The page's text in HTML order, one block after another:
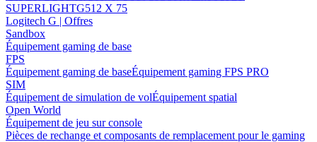
SUPERLIGHTG512 X 75
Logitech G | Offres
Sandbox
Équipement gaming de base
FPS
Équipement gaming de baseÉquipement gaming FPS PRO
SIM
Équipement de simulation de volÉquipement spatial
Open World
Équipement de jeu sur console
Pièces de rechange et composants de remplacement pour le gaming